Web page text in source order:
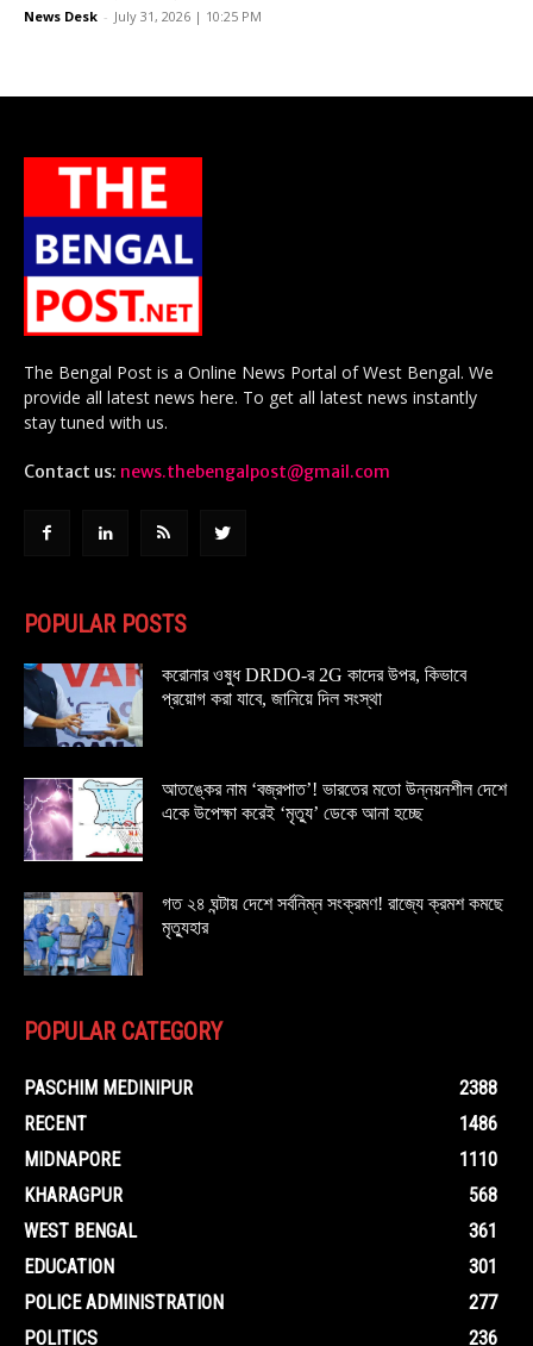
News Desk - July 31, 2026 | 10:25 PM
The Bengal Post is a Online News Portal of West Bengal. We
provide all latest news here. To get all latest news instantly
stay tuned with us.
Contact us: news.thebengalpost@gmail.com
POPULAR POSTS
করোনার ওষুধ DRDO-র 2G কাদের উপর, কিভাবে
প্রয়োগ করা যাবে, জানিয়ে দিল সংস্থা
আতঙ্কের নাম ‘বজ্রপাত’! ভারতের মতো উন্নয়নশীল দেশে
একে উপেক্ষা করেই ‘মৃত্যু’ ডেকে আনা হচ্ছে
গত ২৪ ঘন্টায় দেশে সর্বনিম্ন সংক্রমণ! রাজ্যে ক্রমশ কমছে
মৃত্যুহার
POPULAR CATEGORY
PASCHIM MEDINIPUR
2388
RECENT
1486
MIDNAPORE
1110
KHARAGPUR
568
WEST BENGAL
361
EDUCATION
301
POLICE ADMINISTRATION
277
POLITICS
236